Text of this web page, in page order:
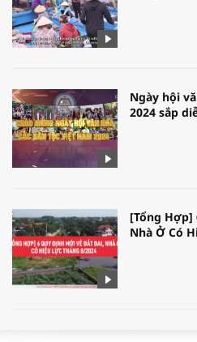
Ngày hội
2024 sắp
[Tổng
Nhà Ở Có